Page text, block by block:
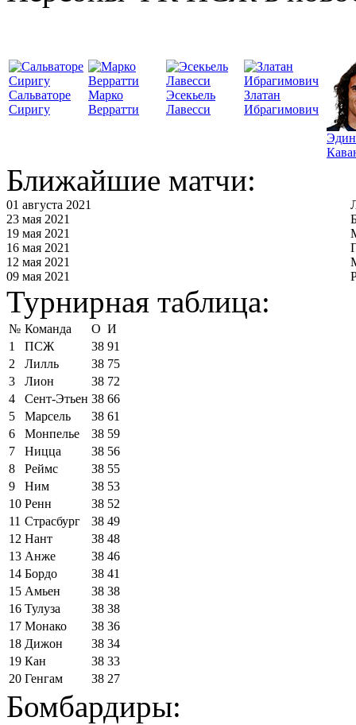
Сальваторе
Сиригу
Марко
Верратти
Эсекьель
Лавесси
Златан
Ибрагимович
Ближайшие матчи:
01 августа 2021
23 мая 2021
19 мая 2021
16 мая 2021
12 мая 2021
09 мая 2021
Турнирная таблица:
№ Команда О И
1
ПСЖ 38 91
2
Лилль 38 75
3
Лион 38 72
4
Сент-Этьен 38 66
5
Марсель 38 61
6
Монпелье 38 59
7
Ницца 38 56
8
Реймс 38 55
9
Ним 38 53
10 Ренн 38 52
11 Страсбург 38 49
12 Нант 38 48
13 Анже 38 46
14 Бордо 38 41
15 Амьен 38 38
16 Тулуза 38 38
17 Монако 38 36
18 Дижон 38 34
19 Кан 38 33
20 Генгам 38 27
Бомбардиры: